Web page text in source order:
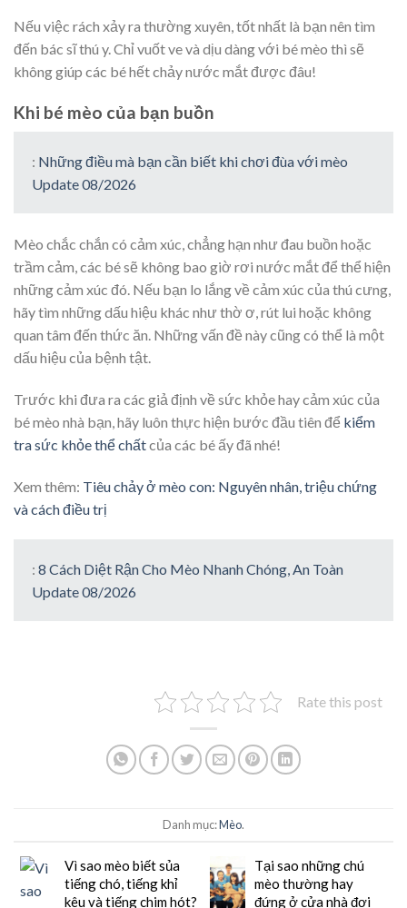
Nếu việc rách xảy ra thường xuyên, tốt nhất là bạn nên tìm
đến bác sĩ thú y. Chỉ vuốt ve và dịu dàng với bé mèo thì sẽ
không giúp các bé hết chảy nước mắt được đâu!
Khi bé mèo của bạn buồn
: Những điều mà bạn cần biết khi chơi đùa với mèo
Update 08/2026
Mèo chắc chắn có cảm xúc, chẳng hạn như đau buồn hoặc
trầm cảm, các bé sẽ không bao giờ rơi nước mắt để thể hiện
những cảm xúc đó. Nếu bạn lo lắng về cảm xúc của thú cưng,
hãy tìm những dấu hiệu khác như thờ ơ, rút ​​lui hoặc không
quan tâm đến thức ăn. Những vấn đề này cũng có thể là một
dấu hiệu của bệnh tật.
Trước khi đưa ra các giả định về sức khỏe hay cảm xúc của
bé mèo nhà bạn, hãy luôn thực hiện bước đầu tiên để kiểm
tra sức khỏe thể chấtcủa các bé ấy đã nhé!
Xem thêm: Tiêu chảy ở mèo con: Nguyên nhân, triệu chứng
và cách điều trị
: 8 Cách Diệt Rận Cho Mèo Nhanh Chóng, An Toàn
Update 08/2026
Rate this post
Danh mục:Mèo.
Vì sao mèo biết sủa
tiếng chó, tiếng khỉ
kêu và tiếng chim hót?
Tại sao những chú
mèo thường hay
đứng ở cửa nhà đợi